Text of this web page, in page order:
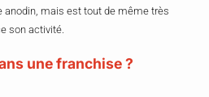
anodin, mais est tout de même très
son activité.
une franchise ?